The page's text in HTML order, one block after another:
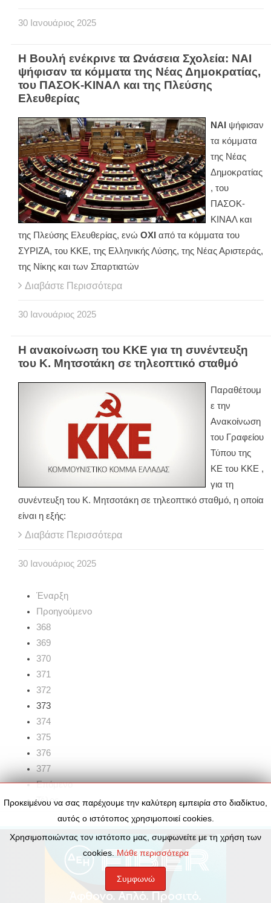
30 Ιανουάριος 2025
Η Βουλή ενέκρινε τα Ωνάσεια Σχολεία: ΝΑΙ
ψήφισαν τα κόμματα της Νέας Δημοκρατίας,
του ΠΑΣΟΚ-ΚΙΝΑΛ και της Πλεύσης
Ελευθερίας
ΝΑΙ
ψήφισαν
τα κόμματα
της Νέας
Δημοκρατίας
, του
ΠΑΣΟΚ-
ΚΙΝΑΛ και
της Πλεύσης Ελευθερίας, ενώ ΟΧΙ από τα κόμματα του
ΣΥΡΙΖΑ, του ΚΚΕ, της Ελληνικής Λύσης, της Νέας Αριστεράς,
της Νίκης και των Σπαρτιατών
Διαβάστε Περισσότερα
30 Ιανουάριος 2025
Η ανακοίνωση του ΚΚΕ για τη συνέντευξη
του Κ. Μητσοτάκη σε τηλεοπτικό σταθμό
Παραθέτουμ
ε την
Ανακοίνωση
του Γραφείου
Τύπου της
ΚΕ του ΚΚΕ ,
για τη
συνέντευξη του Κ. Μητσοτάκη σε τηλεοπτικό σταθμό, η οποία
είναι η εξής:
Διαβάστε Περισσότερα
30 Ιανουάριος 2025
Έναρξη
Προηγούμενο
368
369
370
371
372
373
374
375
376
377
Επόμενο
Τέλος
Προκειμένου να σας παρέχουμε την καλύτερη εμπειρία στο διαδίκτυο,
αυτός ο ιστότοπος χρησιμοποιεί cookies.
Χρησιμοποιώντας τον ιστότοπο μας, συμφωνείτε με τη χρήση των
cookies.Μάθε περισσότερα
Συμφωνώ